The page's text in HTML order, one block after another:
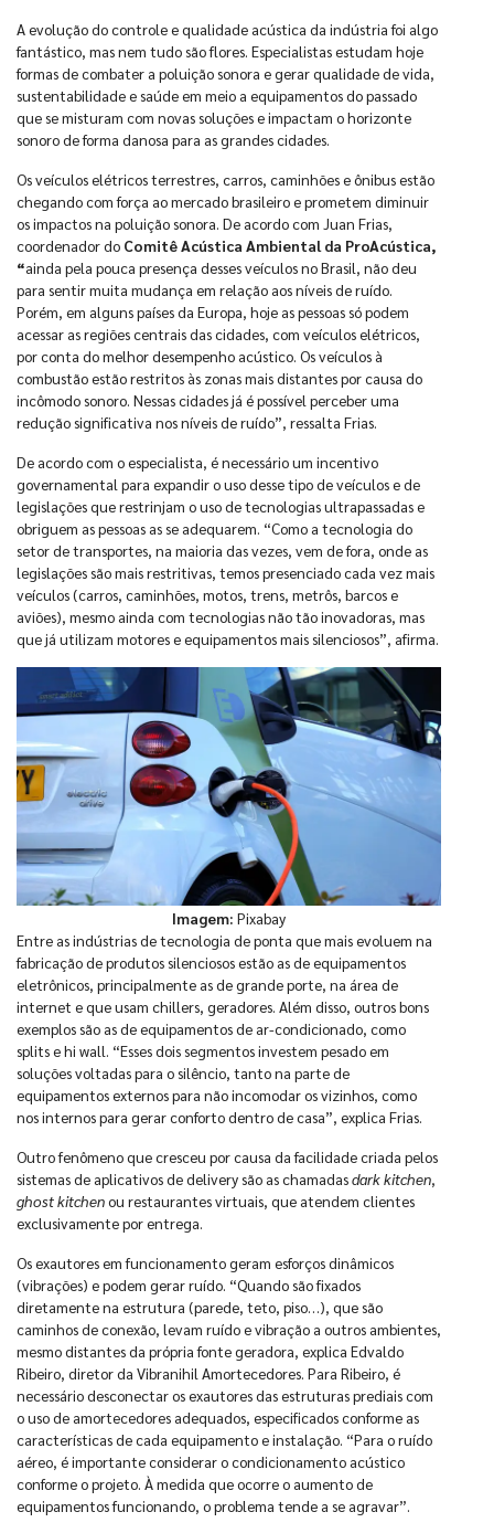
A evolução do controle e qualidade acústica da indústria foi algo
fantástico, mas nem tudo são flores. Especialistas estudam hoje
formas de combater a poluição sonora e gerar qualidade de vida,
sustentabilidade e saúde em meio a equipamentos do passado
que se misturam com novas soluções e impactam o horizonte
sonoro de forma danosa para as grandes cidades.
Os veículos elétricos terrestres, carros, caminhões e ônibus estão
chegando com força ao mercado brasileiro e prometem diminuir
os impactos na poluição sonora. De acordo com Juan Frias,
coordenador do Comitê Acústica Ambiental da ProAcústica,
“ainda pela pouca presença desses veículos no Brasil, não deu
para sentir muita mudança em relação aos níveis de ruído.
Porém, em alguns países da Europa, hoje as pessoas só podem
acessar as regiões centrais das cidades, com veículos elétricos,
por conta do melhor desempenho acústico. Os veículos à
combustão estão restritos às zonas mais distantes por causa do
incômodo sonoro. Nessas cidades já é possível perceber uma
redução significativa nos níveis de ruído”, ressalta Frias.
De acordo com o especialista, é necessário um incentivo
governamental para expandir o uso desse tipo de veículos e de
legislações que restrinjam o uso de tecnologias ultrapassadas e
obriguem as pessoas as se adequarem. “Como a tecnologia do
setor de transportes, na maioria das vezes, vem de fora, onde as
legislações são mais restritivas, temos presenciado cada vez mais
veículos (carros, caminhões, motos, trens, metrôs, barcos e
aviões), mesmo ainda com tecnologias não tão inovadoras, mas
que já utilizam motores e equipamentos mais silenciosos”, afirma.
Imagem: Pixabay
Entre as indústrias de tecnologia de ponta que mais evoluem na
fabricação de produtos silenciosos estão as de equipamentos
eletrônicos, principalmente as de grande porte, na área de
internet e que usam chillers, geradores. Além disso, outros bons
exemplos são as de equipamentos de ar-condicionado, como
splits e hi wall. “Esses dois segmentos investem pesado em
soluções voltadas para o silêncio, tanto na parte de
equipamentos externos para não incomodar os vizinhos, como
nos internos para gerar conforto dentro de casa”, explica Frias.
Outro fenômeno que cresceu por causa da facilidade criada pelos
sistemas de aplicativos de delivery são as chamadasdark kitchen
ghost kitchenou restaurantes virtuais, que atendem clientes
exclusivamente por entrega.
Os exautores em funcionamento geram esforços dinâmicos
(vibrações) e podem gerar ruído. “Quando são fixados
diretamente na estrutura (parede, teto, piso…), que são
caminhos de conexão, levam ruído e vibração a outros ambientes,
mesmo distantes da própria fonte geradora, explica Edvaldo
Ribeiro, diretor da Vibranihil Amortecedores. Para Ribeiro, é
necessário desconectar os exautores das estruturas prediais com
o uso de amortecedores adequados, especificados conforme as
características de cada equipamento e instalação. “Para o ruído
aéreo, é importante considerar o condicionamento acústico
conforme o projeto. À medida que ocorre o aumento de
equipamentos funcionando, o problema tende a se agravar”.